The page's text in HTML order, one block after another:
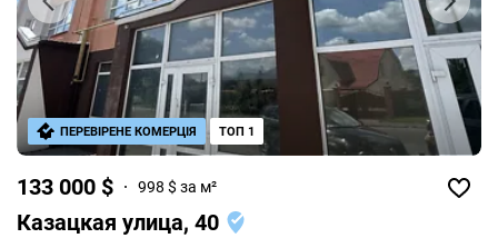
133 000 $ 998 $ за м²
Казацкая улица, 40
ПЕРЕВІРЕНЕ КОМЕРЦІЯ ТОП 1